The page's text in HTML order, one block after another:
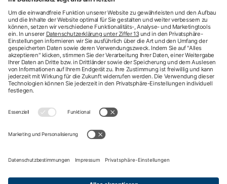
Beratung
Newsletter
Mehr Kontaktdaten
Arztsuche
Arzttermin-Service
ICD-Diagnosesuche
Krankenhaussuche
Sporttelefon
Impressum
Nutzungsbedingungen
Datenschutzbestimmungen
Barrierefreiheit